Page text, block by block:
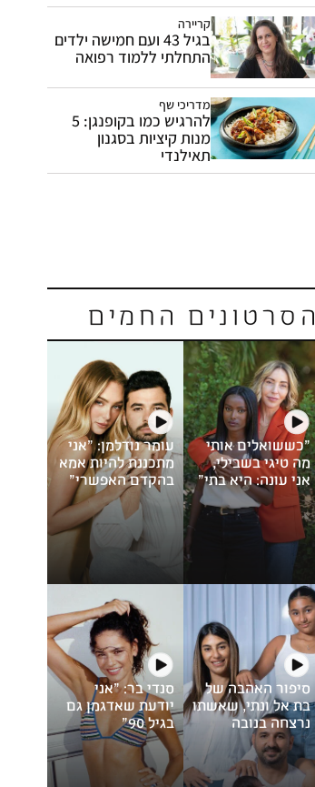
קריירה
בגיל 43 ועם חמישה ילדים
התחלתי ללמוד רפואה
מדריכי שף
להרגיש כמו בקופנגן: 5
מנות קיציות בסגנון
תאילנדי
הסרטונים החמים
"כששואלים אותי
מה טיגי בשבילי,
אני עונה: היא בתי"
עומר נודלמן: "אני
מתכננת להיות אמא
בהקדם האפשרי"
סיפור האהבה של
בת אל ונתי, שאשתו
נרצחה בנובה
סנדי בר: "אני
יודעת שאדגמן גם
בגיל 90"